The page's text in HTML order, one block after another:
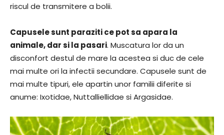
riscul de transmitere a bolii.
Capusele sunt paraziti ce pot sa apara la
animale, dar si la pasari. Muscatura lor da un
disconfort destul de mare la acestea si duc de cele
mai multe ori la infectii secundare. Capusele sunt de
mai multe tipuri, ele apartin unor familii diferite si
anume: Ixotidae, Nuttalliellidae si Argasidae.